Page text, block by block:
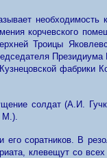
необходимость
корчевского
Троицы
Президиума
солдат (А.И.
М.).
соратников. В
клевещут со